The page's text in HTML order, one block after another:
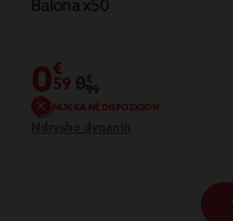
Balona x50
0€
59
NUK KA NË DISPOZICION